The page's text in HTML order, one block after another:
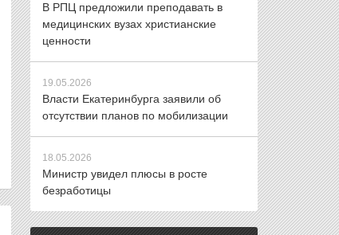
В РПЦ предложили преподавать в
медицинских вузах христианские
ценности
19.05.2026
Власти Екатеринбурга заявили об
отсутствии планов по мобилизации
18.05.2026
Министр увидел плюсы в росте
безработицы